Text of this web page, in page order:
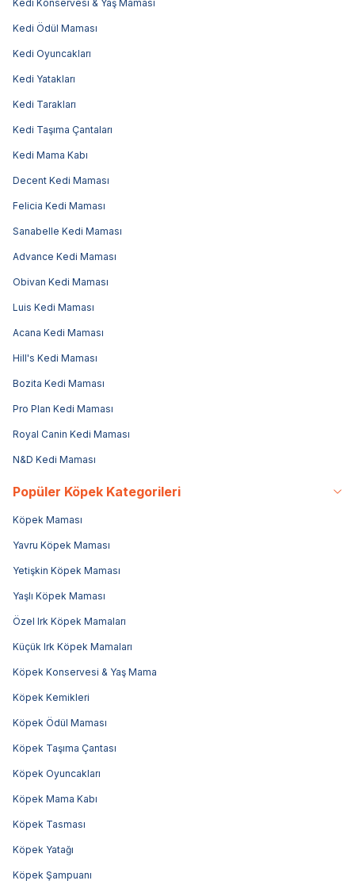
Kedi Konservesi & Yaş Maması
Kedi Ödül Maması
Kedi Oyuncakları
Kedi Yatakları
Kedi Tarakları
Kedi Taşıma Çantaları
Kedi Mama Kabı
Decent Kedi Maması
Felicia Kedi Maması
Sanabelle Kedi Maması
Advance Kedi Maması
Obivan Kedi Maması
Luis Kedi Maması
Acana Kedi Maması
Hill's Kedi Maması
Bozita Kedi Maması
Pro Plan Kedi Maması
Royal Canin Kedi Maması
N&D Kedi Maması
Popüler Köpek Kategorileri
Köpek Maması
Yavru Köpek Maması
Yetişkin Köpek Maması
Yaşlı Köpek Maması
Özel Irk Köpek Mamaları
Küçük Irk Köpek Mamaları
Köpek Konservesi & Yaş Mama
Köpek Kemikleri
Köpek Ödül Maması
Köpek Taşıma Çantası
Köpek Oyuncakları
Köpek Mama Kabı
Köpek Tasması
Köpek Yatağı
Köpek Şampuanı